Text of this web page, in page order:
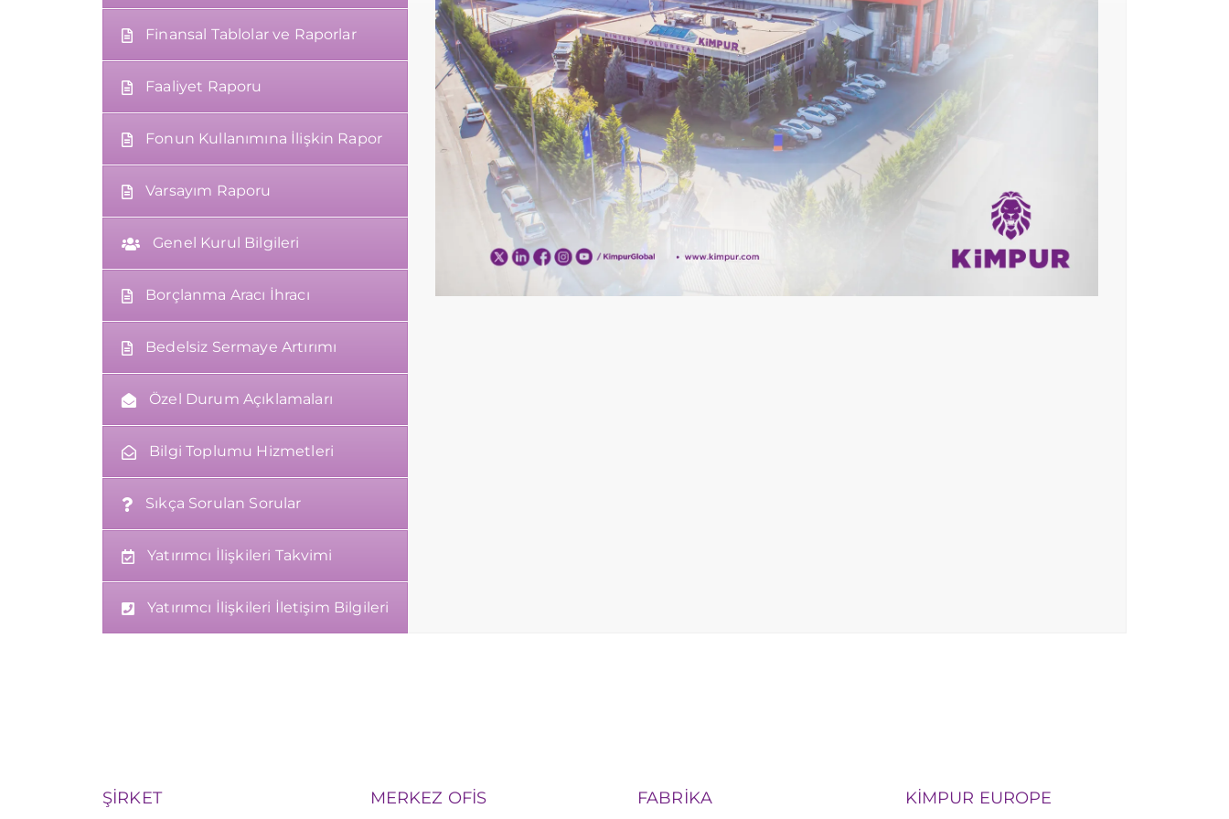
Finansal Tablolar ve Raporlar
Faaliyet Raporu
Fonun Kullanımına İlişkin Rapor
Varsayım Raporu
Genel Kurul Bilgileri
Borçlanma Aracı İhracı
Bedelsiz Sermaye Artırımı
Özel Durum Açıklamaları
Bilgi Toplumu Hizmetleri
Sıkça Sorulan Sorular
Yatırımcı İlişkileri Takvimi
Yatırımcı İlişkileri İletişim Bilgileri
ŞİRKET MERKEZ OFİS FABRİKA KİMPUR EUROPE